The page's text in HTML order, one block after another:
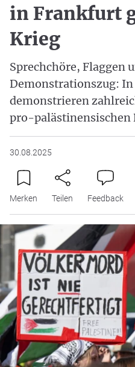
in Frankfurt
Krieg
Sprechchöre, Flaggen
Demonstrationszug:
demonstrieren
pro-palästinensischen
30.08.2025
Merken Teilen Feedback